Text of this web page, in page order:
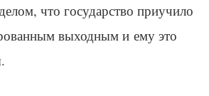
что государство приучило
выходным и ему это